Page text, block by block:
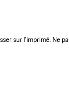
sur l’imprimé. Ne